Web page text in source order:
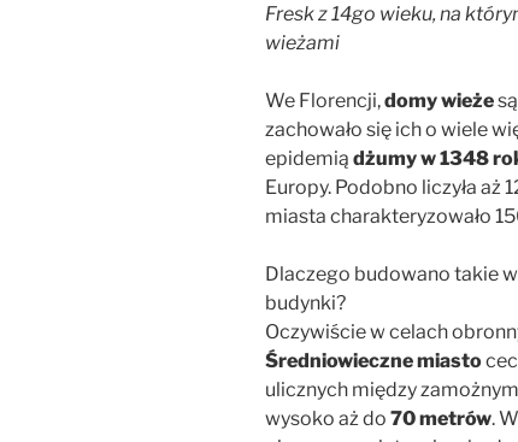
Fresk z 14go wieku, na
wieżami
We Florencji,domy wieże
zachowało się ich o wiele
epidemią dżumy w 1348
Europy. Podobno liczyła aż
miasta charakteryzowało
Dlaczego budowano takie
budynki?
Oczywiście w celach
Średniowieczne miasto
ulicznych między
wysoko aż do 70 metrów.